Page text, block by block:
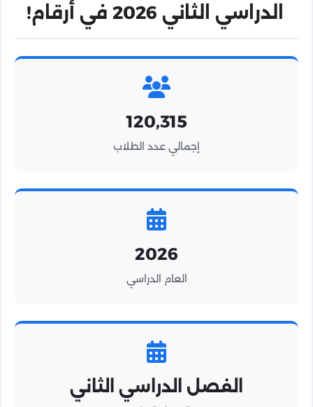
الدراسي الثاني 2026 في أرقام!
120,315
إجمالي عدد الطلاب
2026
العام الدراسي
الفصل الدراسي الثاني